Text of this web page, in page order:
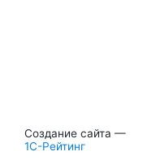
Создание сайта —
1С-Рейтинг